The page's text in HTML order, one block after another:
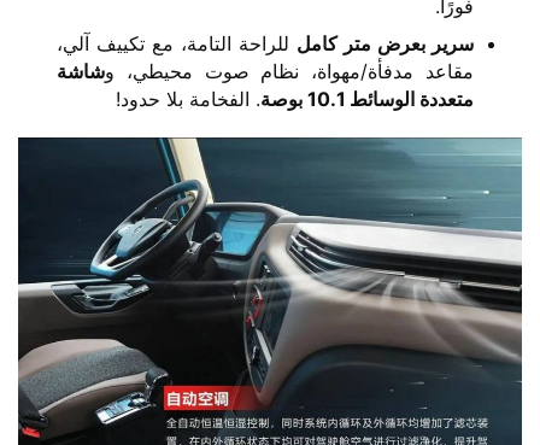
فورًا.
​سرير بعرض متر كامل​ ​ للراحة التامة، مع تكييف آلي،
مقاعد مدفأة/مهواة، نظام صوت محيطي، و​​شاشة
متعددة الوسائط 10.1 بوصة​
​. الفخامة بلا حدود!